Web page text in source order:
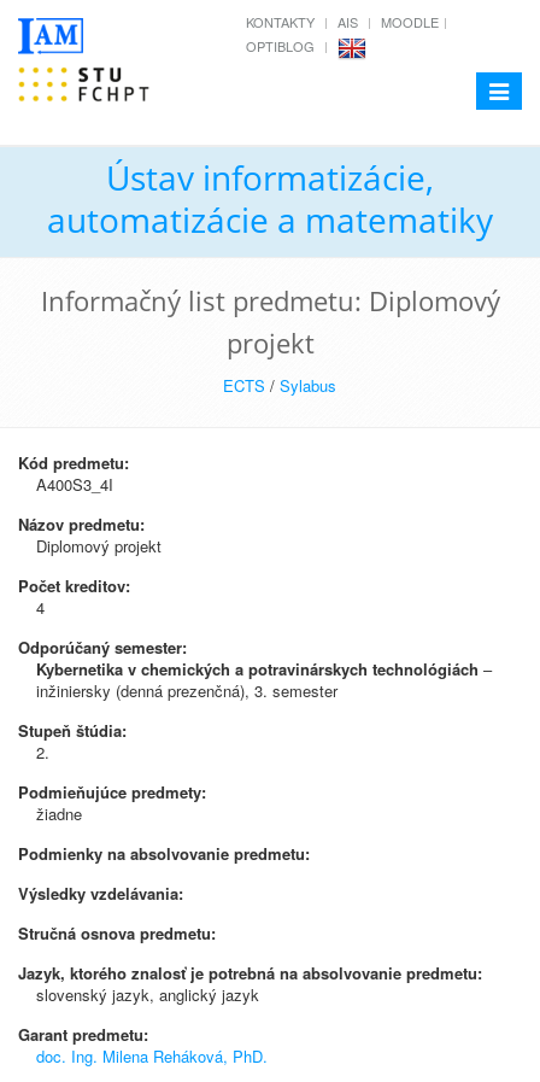
KONTAKTY AIS
MOODLE
OPTIBLOG
Toggle
Ústav informatizácie,
automatizácie a matematiky
Informačný list predmetu: Diplomový
projekt
ECTS / Sylabus
Kód predmetu:
A400S3_4I
Názov predmetu:
Diplomový projekt
Počet kreditov:
4
Odporúčaný semester:
Kybernetika v chemických a potravinárskych technológiách –
inžiniersky (denná prezenčná), 3. semester
Stupeň štúdia:
2.
Podmieňujúce predmety:
žiadne
Podmienky na absolvovanie predmetu:
Výsledky vzdelávania:
Stručná osnova predmetu:
Jazyk, ktorého znalosť je potrebná na absolvovanie predmetu:
slovenský jazyk, anglický jazyk
Garant predmetu:
doc. Ing. Milena Reháková, PhD.